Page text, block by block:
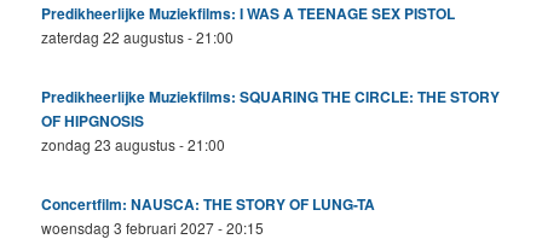
Predikheerlijke Muziekfilms: I WAS A TEENAGE SEX PISTOL
zaterdag 22 augustus - 21:00
Predikheerlijke Muziekfilms: SQUARING THE CIRCLE: THE STORY
OF HIPGNOSIS
zondag 23 augustus - 21:00
Concertfilm: NAUSCA: THE STORY OF LUNG-TA
woensdag 3 februari 2027 - 20:15